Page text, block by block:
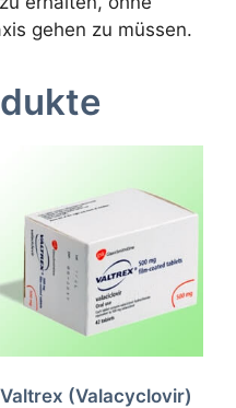
gehen zu müssen.
Valtrex (Valacyclovir)